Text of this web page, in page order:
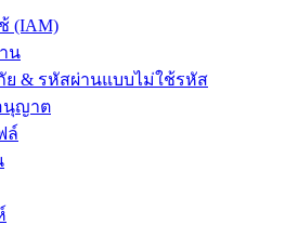
(IAM)
น
& รหัสผ่านแบบไม่ใช้รหัส
นุญาต
ล์